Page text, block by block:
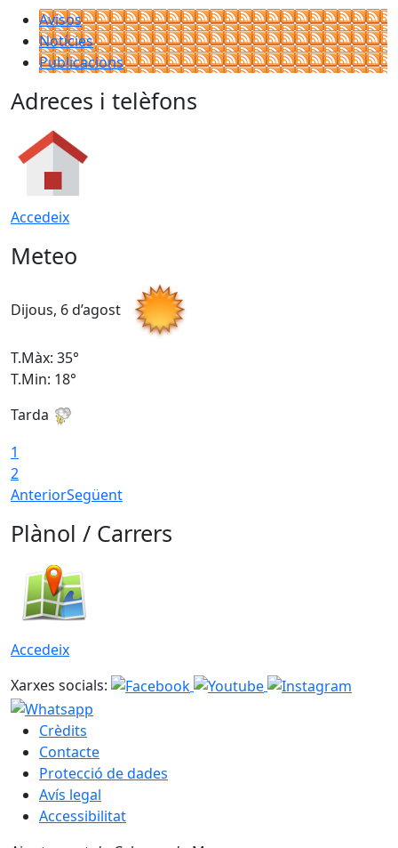
Avisos
Notícies
Publicacions
Adreces i telèfons
Accedeix
Meteo
Dijous, 6 d’agost
T.Màx: 35°
T.Min: 18°
Tarda
1
2
AnteriorSegüent
Plànol / Carrers
Accedeix
Xarxes socials:
Crèdits
Contacte
Protecció de dades
Avís legal
Accessibilitat